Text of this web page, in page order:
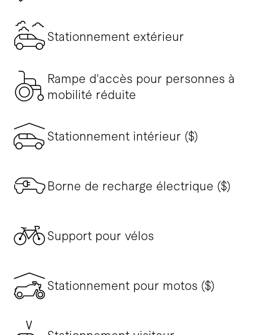
Stationnement extérieur
Rampe d'accès pour personnes à
mobilité réduite
Stationnement intérieur ($)
Borne de recharge électrique ($)
Support pour vélos
Stationnement pour motos ($)